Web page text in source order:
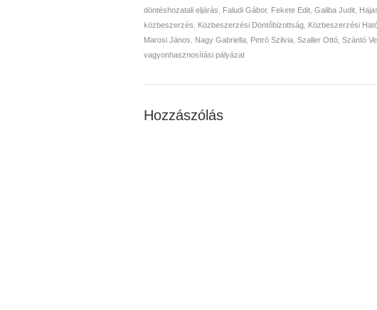
döntéshozatali eljárás
Faludi Gábor, Fekete Edit Galiba Judit
közbeszerzés
Közbeszerzési Döntőbizottság Közbeszerzési
Marosi János
Nagy Gabriella Petró Szilvia Szaller Ottó Szántó
vagyonhasznosítási pályázat
Hozzászólás